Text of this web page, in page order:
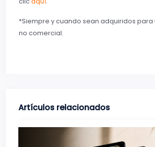
*Siempre y cuando sean adquiridos para
no comercial.
Artículos relacionados